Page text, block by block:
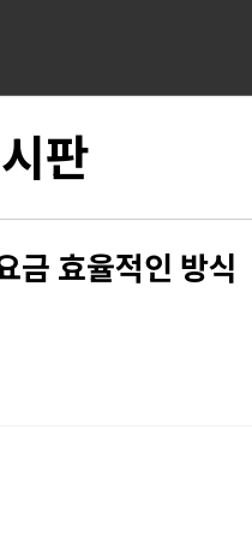
판
금 효율적인 방식